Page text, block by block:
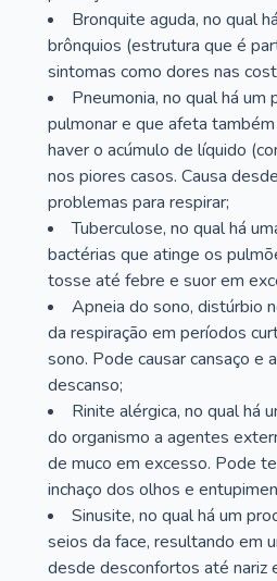
Bronquite aguda, no qual
brônquios (estrutura que é
sintomas como dores nas
Pneumonia, no qual há um
pulmonar e que afeta
haver o acúmulo de líquido
nos piores casos. Causa
problemas para respirar;
Tuberculose, no qual há
bactérias que atinge os
tosse até febre e suor em
Apneia do sono, distúrbio
da respiração em períodos
sono. Pode causar cansaço e
descanso;
Rinite alérgica, no qual há
do organismo a agentes
de muco em excesso. Pode
inchaço dos olhos e
Sinusite, no qual há um
seios da face, resultando em
desde desconfortos até nariz